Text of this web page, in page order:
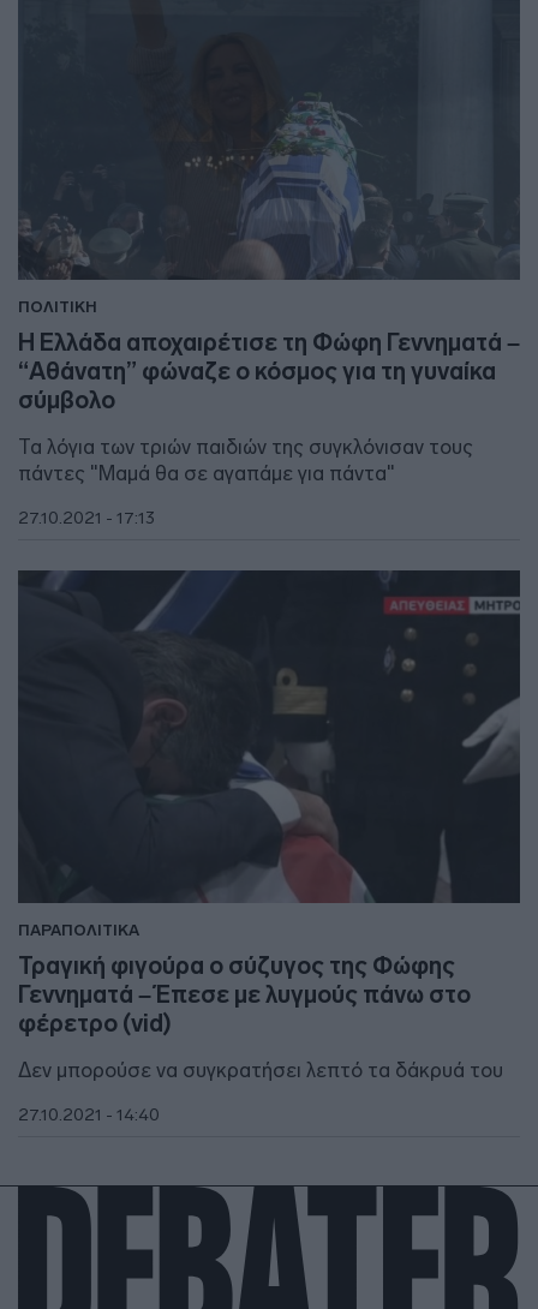
ΠΟΛΙΤΙΚΗ
Η Ελλάδα αποχαιρέτισε τη Φώφη Γεννηματά –
“Αθάνατη” φώναζε ο κόσμος για τη γυναίκα
σύμβολο
Τα λόγια των τριών παιδιών της συγκλόνισαν τους
πάντες "Μαμά θα σε αγαπάμε για πάντα"
27.10.2021 - 17:13
ΠΑΡΑΠΟΛΙΤΙΚΑ
Τραγική φιγούρα ο σύζυγος της Φώφης
Γεννηματά – Έπεσε με λυγμούς πάνω στο
φέρετρο (vid)
Δεν μπορούσε να συγκρατήσει λεπτό τα δάκρυά του
27.10.2021 - 14:40